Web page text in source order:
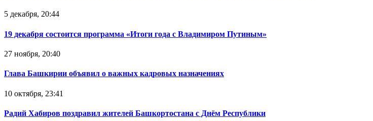
5 декабря, 20:44
19 декабря состоится программа «Итоги года с Владимиром Путиным»
27 ноября, 20:40
Глава Башкирии объявил о важных кадровых назначениях
10 октября, 23:41
Радий Хабиров поздравил жителей Башкортостана с Днём Республики